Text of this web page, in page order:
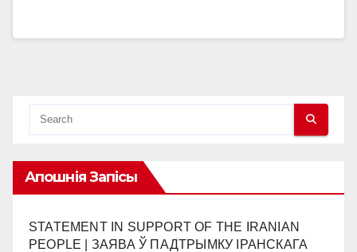
Апошнія Запісы
STATEMENT IN SUPPORT OF THE IRANIAN
PEOPLE | ЗАЯВА Ў ПАДТРЫМКУ ІРАНСКАГА